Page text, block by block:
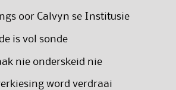
oor Calvyn se Institusie
is vol sonde
nie onderskeid nie
word verdraai